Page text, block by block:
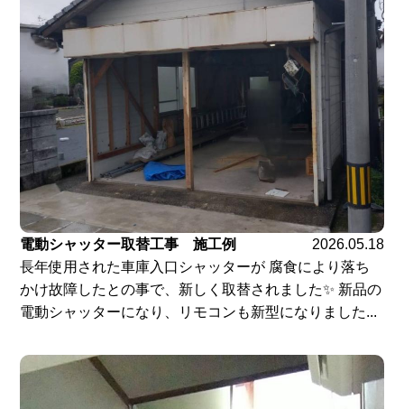
電動シャッター取替工事 施工例
2026.05.18
長年使用された車庫入口シャッターが 腐食により落ち
かけ故障したとの事で、新しく取替されました✨ 新品の
電動シャッターになり、リモコンも新型になりました...